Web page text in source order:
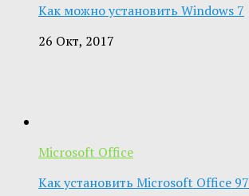
Как можно установить Windows 7
26 Окт, 2017
Microsoft Office
Как установить Microsoft Office 97